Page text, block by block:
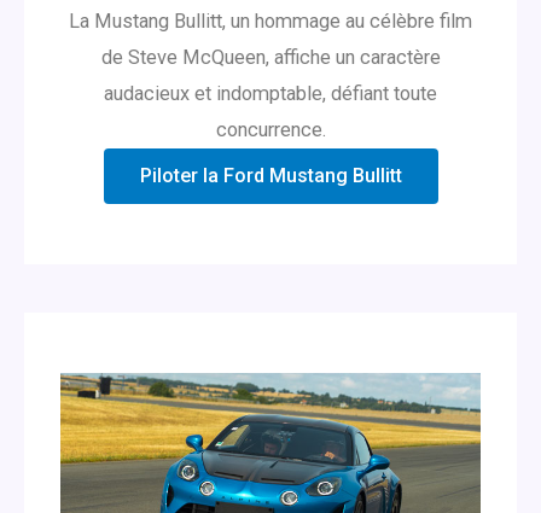
La Mustang Bullitt, un hommage au célèbre film
de Steve McQueen, affiche un caractère
audacieux et indomptable, défiant toute
concurrence.
Piloter la Ford Mustang Bullitt